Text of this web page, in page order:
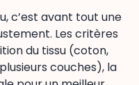
c’est avant tout une
Les critères
du tissu (coton,
couches), la